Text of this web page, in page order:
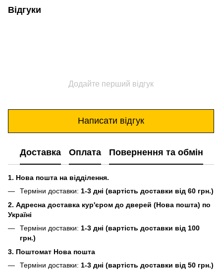
Відгуки
Додайте перший відгук
Написати відгук
Доставка Оплата Повернення та обмін
1. Нова пошта на відділення.
Терміни доставки: 1-3 дні (вартість доставки від 60 грн.)
2. Адресна доставка кур'єром до дверей (Нова пошта) по
Україні
Терміни доставки: 1-3 дні (вартість доставки від 100
грн.)
3. Поштомат Нова пошта
Терміни доставки: 1-3 дні (вартість доставки від 50 грн.)